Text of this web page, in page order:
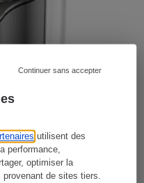
utilisent des
performance,
optimiser la
de sites tiers.
Continuer sans accepter